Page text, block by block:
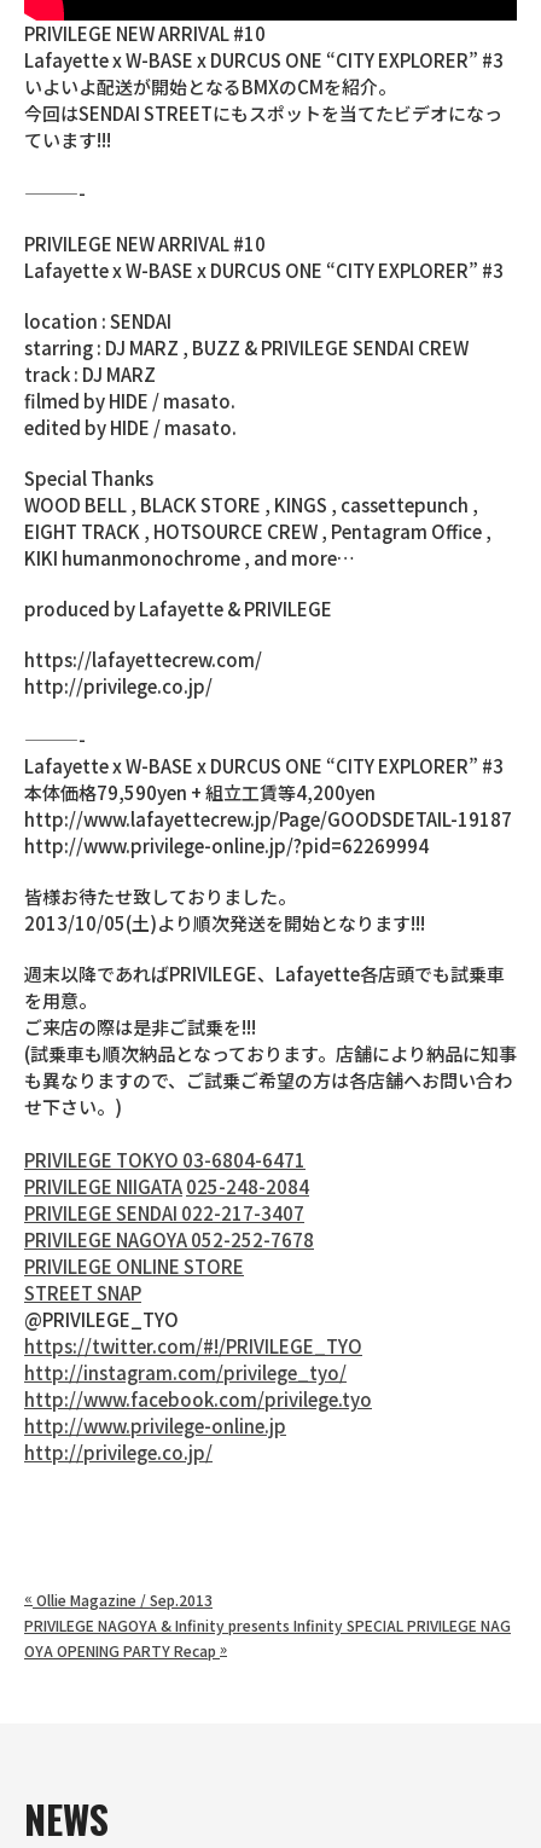
PRIVILEGE NEW ARRIVAL #10
Lafayette x W-BASE x DURCUS ONE “CITY EXPLORER” #3
いよいよ配送が開始となるBMXのCMを紹介。
今回はSENDAI STREETにもスポットを当てたビデオになっ
ています!!!
———-
PRIVILEGE NEW ARRIVAL #10
Lafayette x W-BASE x DURCUS ONE “CITY EXPLORER” #3
location : SENDAI
starring : DJ MARZ , BUZZ & PRIVILEGE SENDAI CREW
track : DJ MARZ
filmed by HIDE / masato.
edited by HIDE / masato.
Special Thanks
WOOD BELL , BLACK STORE , KINGS , cassettepunch ,
EIGHT TRACK , HOTSOURCE CREW , Pentagram Office ,
KIKI humanmonochrome , and more…
produced by Lafayette & PRIVILEGE
https://lafayettecrew.com/
http://privilege.co.jp/
———-
Lafayette x W-BASE x DURCUS ONE “CITY EXPLORER” #3
本体価格79,590yen + 組立工賃等4,200yen
http://www.lafayettecrew.jp/Page/GOODSDETAIL-19187
http://www.privilege-online.jp/?pid=62269994
皆様お待たせ致しておりました。
2013/10/05(土)より順次発送を開始となります!!!
週末以降であればPRIVILEGE、Lafayette各店頭でも試乗車
を用意。
ご来店の際は是非ご試乗を!!!
(試乗車も順次納品となっております。店舗により納品に知事
も異なりますので、ご試乗ご希望の方は各店舗へお問い合わ
せ下さい。)
PRIVILEGE TOKYO 03-6804-6471
PRIVILEGE NIIGATA025-248-2084
PRIVILEGE SENDAI 022-217-3407
PRIVILEGE NAGOYA 052-252-7678
PRIVILEGE ONLINE STORE
STREET SNAP
@PRIVILEGE_TYO
https://twitter.com/#!/PRIVILEGE_TYO
http://instagram.com/privilege_tyo/
http://www.facebook.com/privilege.tyo
http://www.privilege-online.jp
http://privilege.co.jp/
« Ollie Magazine / Sep.2013
PRIVILEGE NAGOYA & Infinity presents Infinity SPECIAL PRIVILEGE NAG
OYA OPENING PARTY Recap »
NEWS